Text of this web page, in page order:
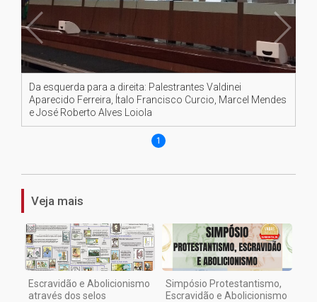
Da esquerda para a direita: Palestrantes Valdinei
Aparecido Ferreira, Ítalo Francisco Curcio, Marcel Mendes
e José Roberto Alves Loiola
1
Veja mais
Escravidão e Abolicionismo
através dos selos
Simpósio Protestantismo,
Escravidão e Abolicionismo